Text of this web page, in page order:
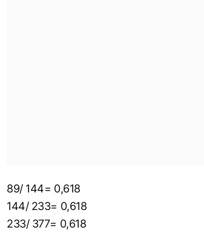
89/ 144= 0,618
144/ 233= 0,618
233/ 377= 0,618